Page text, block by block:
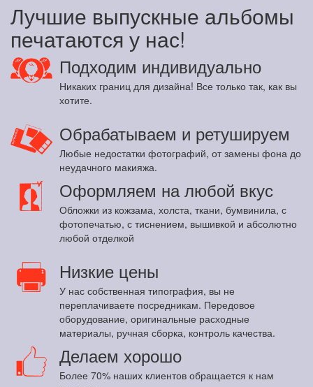
Лучшие выпускные альбомы
печатаются у нас!
Подходим индивидуально
Никаких границ для дизайна! Все только так, как вы
хотите.
Обрабатываем и ретушируем
Любые недостатки фотографий, от замены фона до
неудачного макияжа.
Оформляем на любой вкус
Обложки из кожзама, холста, ткани, бумвинила, с
фотопечатью, с тиснением, вышивкой и абсолютно
любой отделкой
Низкие цены
У нас собственная типография, вы не
переплачиваете посредникам. Передовое
оборудование, оригинальные расходные
материалы, ручная сборка, контроль качества.
Делаем хорошо
Более 70% наших клиентов обращается к нам